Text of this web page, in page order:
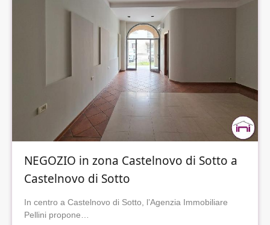
NEGOZIO in zona Castelnovo di Sotto a
Castelnovo di Sotto
In centro a Castelnovo di Sotto, l’Agenzia Immobiliare
Pellini propone…